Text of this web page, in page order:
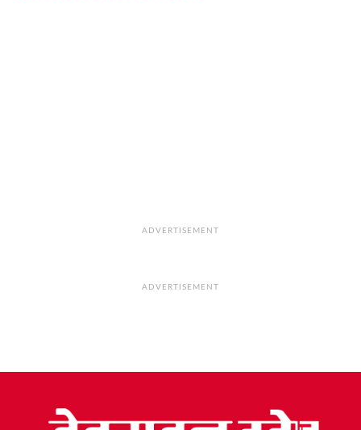
ADVERTISEMENT
ADVERTISEMENT